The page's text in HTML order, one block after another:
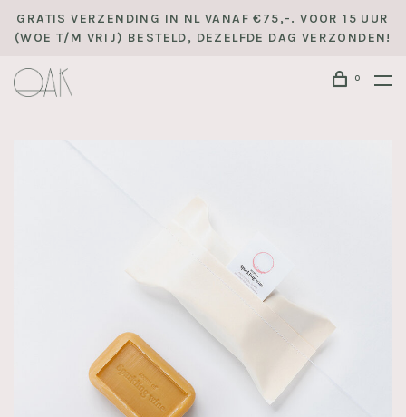
GRATIS VERZENDING IN NL VANAF €75,-. VOOR 15 UUR
(WOE T/M VRIJ) BESTELD, DEZELFDE DAG VERZONDEN!
0